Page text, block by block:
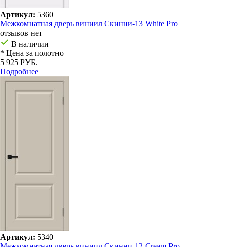
Артикул: 5360
Межкомнатная дверь виниил Скинни-13 White Pro
отзывов нет
В наличии
* Цена за полотно
5 925 РУБ.
Подробнее
Артикул: 5340